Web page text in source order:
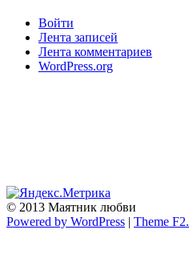
Войти
Лента записей
Лента комментариев
WordPress.org
© 2013 Маятник любви
Powered by WordPress | Theme F2.